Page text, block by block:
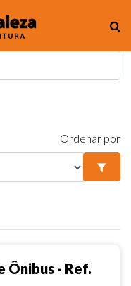
Ordenar por
Ônibus - Ref.